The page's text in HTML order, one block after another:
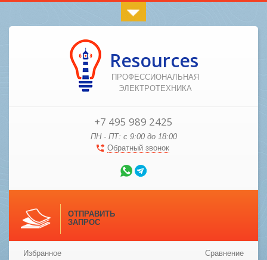
Resources
ПРОФЕССИОНАЛЬНАЯ
ЭЛЕКТРОТЕХНИКА
+7 495 989 2425
ПН - ПТ: с 9:00 до 18:00
Обратный звонок
ОТПРАВИТЬ
ЗАПРОС
Избранное Сравнение